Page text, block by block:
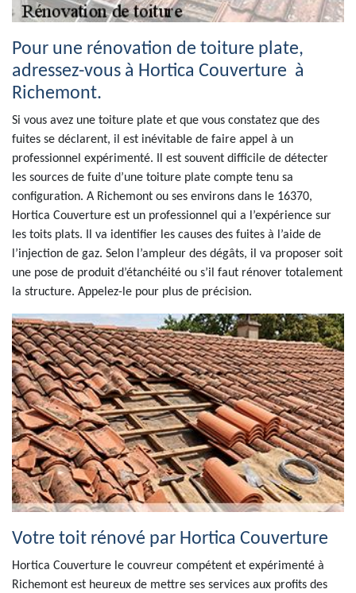
Pour une rénovation de toiture plate,
adressez-vous à Hortica Couverture à
Richemont.
Si vous avez une toiture plate et que vous constatez que des
fuites se déclarent, il est inévitable de faire appel à un
professionnel expérimenté. Il est souvent difficile de détecter
les sources de fuite d’une toiture plate compte tenu sa
configuration. A Richemont ou ses environs dans le 16370,
Hortica Couverture est un professionnel qui a l’expérience sur
les toits plats. Il va identifier les causes des fuites à l’aide de
l’injection de gaz. Selon l’ampleur des dégâts, il va proposer soit
une pose de produit d’étanchéité ou s’il faut rénover totalement
la structure. Appelez-le pour plus de précision.
Votre toit rénové par Hortica Couverture
Hortica Couverture le couvreur compétent et expérimenté à
Richemont est heureux de mettre ses services aux profits des